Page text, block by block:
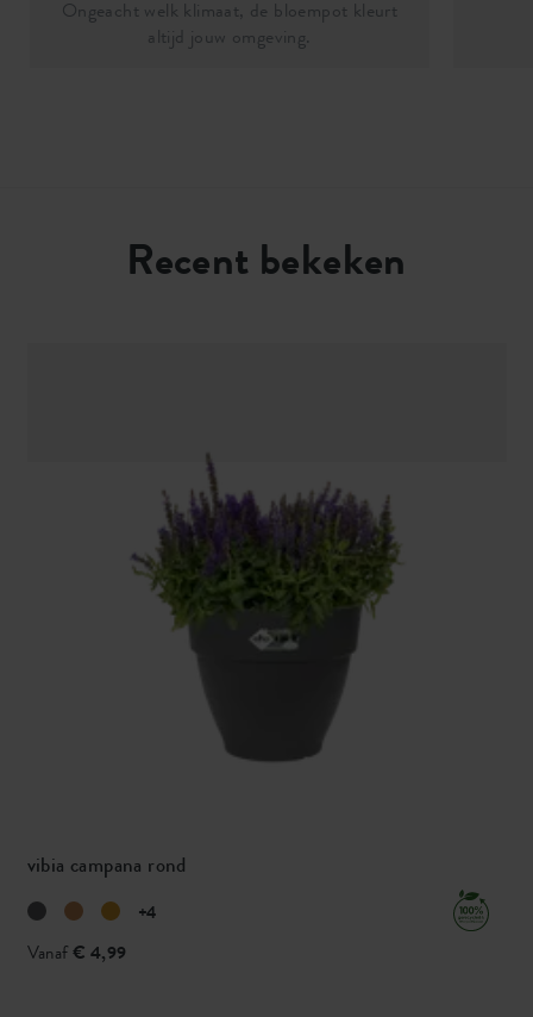
Ongeacht welk klimaat, de bloempot kleurt
altijd jouw omgeving.
Recent bekeken
vibia campana rond
+4
Vanaf€ 4,99